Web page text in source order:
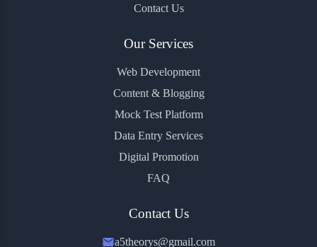
Contact Us
Our Services
Web Development
Content & Blogging
Mock Test Platform
Data Entry Services
Digital Promotion
FAQ
Contact Us
a5theorys@gmail.com